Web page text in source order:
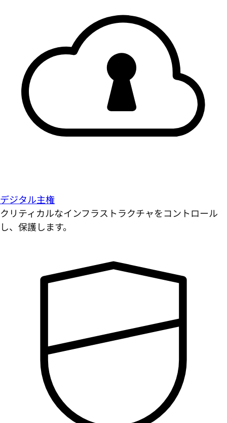
デジタル主権
クリティカルなインフラストラクチャをコントロール
し、保護します。